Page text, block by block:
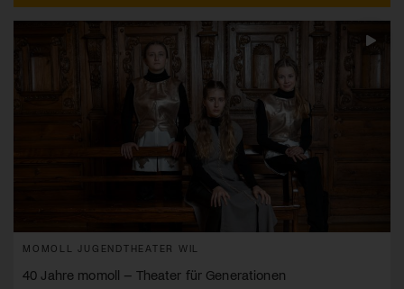
MOMOLL JUGENDTHEATER WIL
40 Jahre momoll – Theater für Generationen